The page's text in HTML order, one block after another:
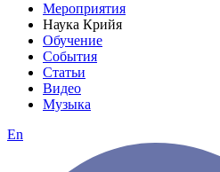
Мероприятия
Наука Крийя
Обучение
События
Статьи
Видео
Музыка
En